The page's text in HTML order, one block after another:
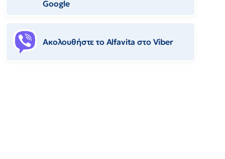
Google
Ακολουθήστε το Αlfavita στο Viber